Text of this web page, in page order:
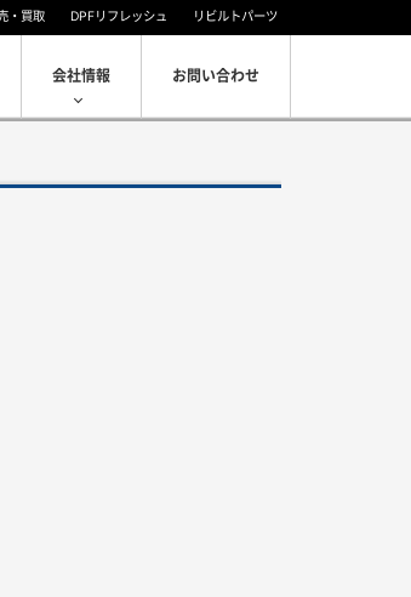
・買取 DPFリフレッシュ リビルトパーツ
お問い合わせ
会社情報